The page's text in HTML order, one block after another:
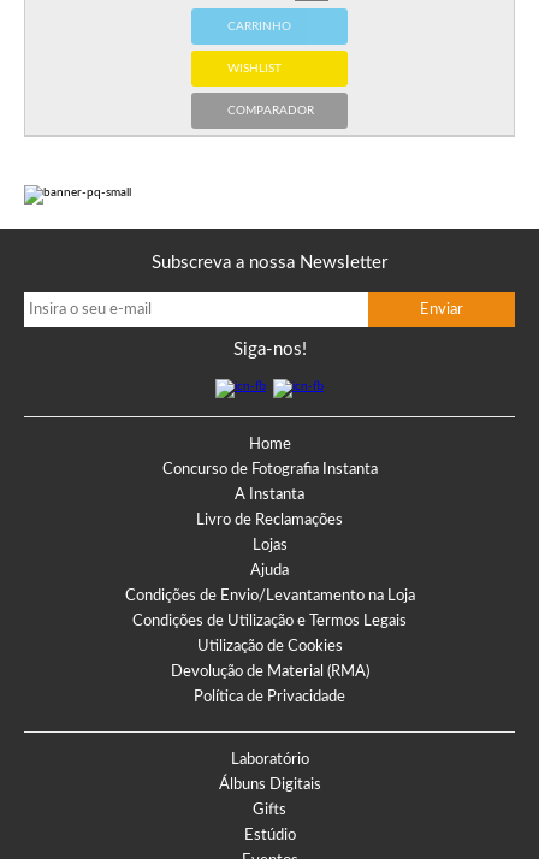
CARRINHO
WISHLIST
COMPARADOR
Subscreva a nossa Newsletter
Siga-nos!
Home
Concurso de Fotografia Instanta
A Instanta
Livro de Reclamações
Lojas
Ajuda
Condições de Envio/Levantamento na Loja
Condições de Utilização e Termos Legais
Utilização de Cookies
Devolução de Material (RMA)
Política de Privacidade
Laboratório
Álbuns Digitais
Gifts
Estúdio